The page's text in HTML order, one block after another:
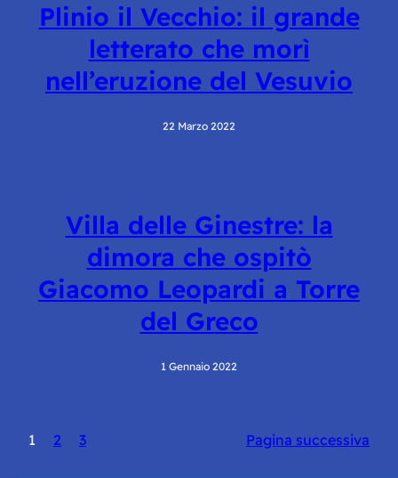
Plinio il Vecchio: il grande
letterato che morì
nell’eruzione del Vesuvio
22 Marzo 2022
Villa delle Ginestre: la
dimora che ospitò
Giacomo Leopardi a Torre
del Greco
1 Gennaio 2022
1 2 3 Pagina successiva